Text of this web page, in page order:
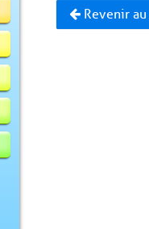
Revenir au